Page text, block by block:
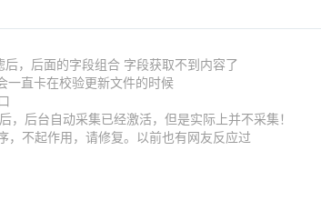
，后面的字段组合 字段获取不到内容了
一直卡在校验更新文件的时候
，后台自动采集已经激活，但是实际上并不采集！
，不起作用，请修复。以前也有网友反应过